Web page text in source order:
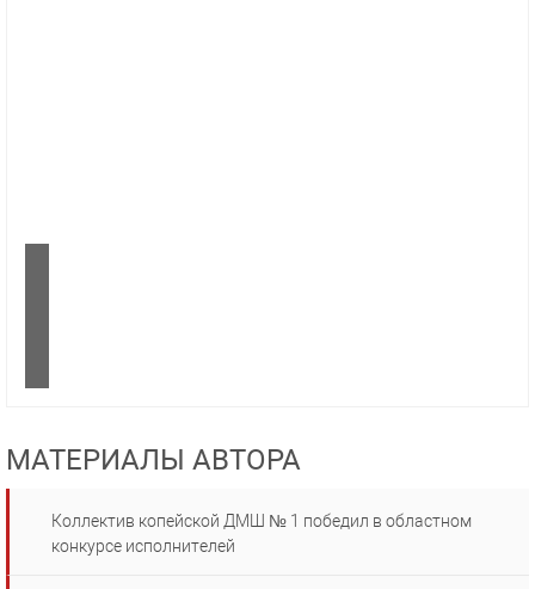
МАТЕРИАЛЫ АВТОРА
Коллектив копейской ДМШ № 1 победил в областном
конкурсе исполнителей